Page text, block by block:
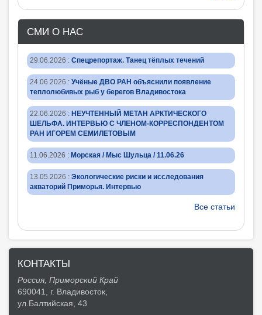
СМИ О НАС
29.06.2026 : Спецрепортаж. Танец тёплых течений
24.06.2026 : Учёные ДВО РАН объяснили появление
теплолюбивых рыб у берегов Владивостока
22.06.2026 : НЕУЧТЕННЫЙ МЕТАН АРКТИЧЕСКОГО
ШЕЛЬФА. ИНТЕРВЬЮ С ЧЛЕНОМ-КОРРЕСПОНДЕНТОМ
РАН ИГОРЕМ СЕМИЛЕТОВЫМ
11.06.2026 : Морская / Мыс Шульца / 11.06.26
13.05.2026 : Экологические риски и исследования
акваторий Приморья. Интервью
Все статьи
КОНТАКТЫ
Россия, Приморский Край
690041, г. Владивосток,
ул.Балтийская, 43